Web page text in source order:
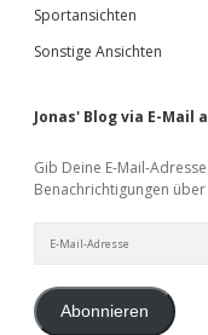
Sportansichten
Sonstige Ansichten
Jonas' Blog via E-Mail
Gib Deine E-Mail-
Benachrichtigungen
Mail-
Abonnieren